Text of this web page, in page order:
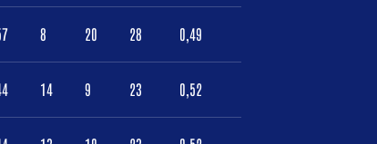
8 20 28 0,49
14 9 23 0,52